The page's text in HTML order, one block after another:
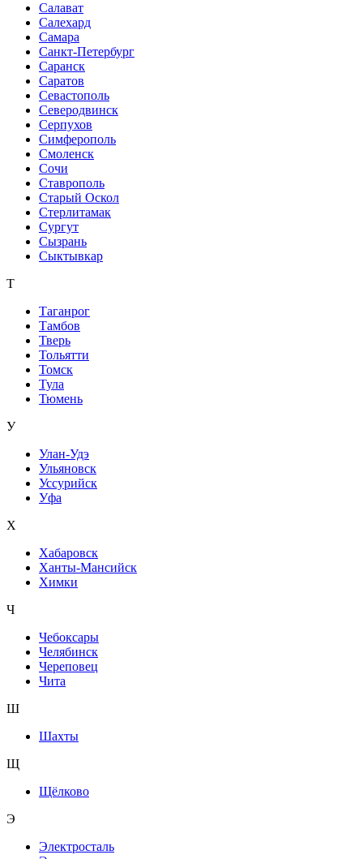
Салават
Салехард
Самара
Санкт-Петербург
Саранск
Саратов
Севастополь
Северодвинск
Серпухов
Симферополь
Смоленск
Сочи
Ставрополь
Старый Оскол
Стерлитамак
Сургут
Сызрань
Сыктывкар
Т
Таганрог
Тамбов
Тверь
Тольятти
Томск
Тула
Тюмень
У
Улан-Удэ
Ульяновск
Уссурийск
Уфа
Х
Хабаровск
Ханты-Мансийск
Химки
Ч
Чебоксары
Челябинск
Череповец
Чита
Ш
Шахты
Щ
Щёлково
Э
Электросталь